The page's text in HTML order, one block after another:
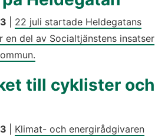
22 juli startade Heldegatans
en del av Socialtjänstens insatser
till cyklister och
Klimat- och energirådgivaren